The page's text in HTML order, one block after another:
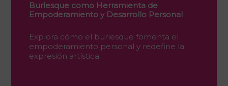
Burlesque como Herramienta de
Empoderamiento y Desarrollo Personal
Explora cómo el burlesque fomenta el
empoderamiento personal y redefine la
expresión artística.